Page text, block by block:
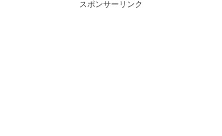
スポンサーリンク